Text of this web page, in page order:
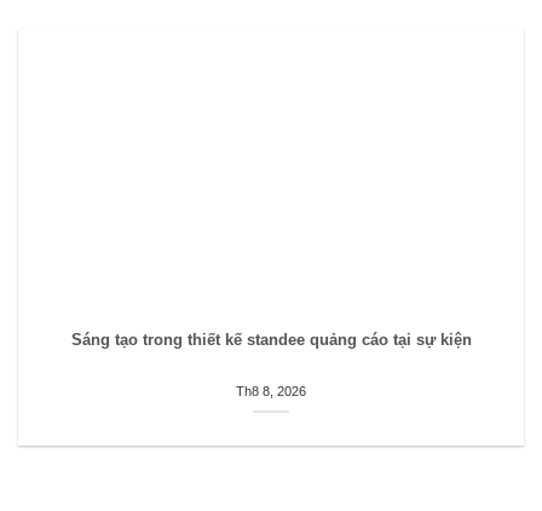
Sáng tạo trong thiết kế standee quảng cáo tại sự kiện
Th8 8, 2026